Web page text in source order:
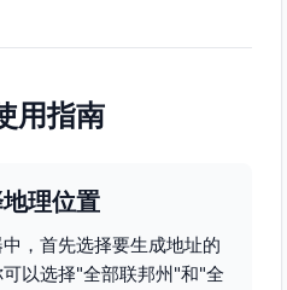
用指南
理位置
，首先选择要生成地址的
以选择"全部联邦州"和"全